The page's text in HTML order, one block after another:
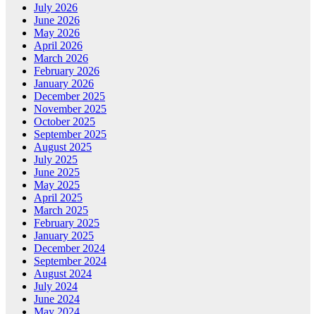
July 2026
June 2026
May 2026
April 2026
March 2026
February 2026
January 2026
December 2025
November 2025
October 2025
September 2025
August 2025
July 2025
June 2025
May 2025
April 2025
March 2025
February 2025
January 2025
December 2024
September 2024
August 2024
July 2024
June 2024
May 2024